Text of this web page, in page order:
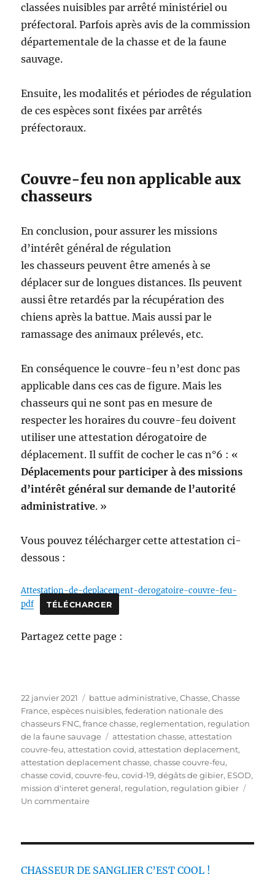
classées nuisibles par arrêté ministériel ou
préfectoral. Parfois après avis de la commission
départementale de la chasse et de la faune
sauvage.
Ensuite, les modalités et périodes de régulation
de ces espèces sont fixées par arrêtés
préfectoraux.
Couvre-feu non applicable aux
chasseurs
En conclusion, pour assurer les missions
d’intérêt général de régulation
les chasseurs peuvent être amenés à se
déplacer sur de longues distances. Ils peuvent
aussi être retardés par la récupération des
chiens après la battue. Mais aussi par le
ramassage des animaux prélevés, etc.
En conséquence le couvre-feu n’est donc pas
applicable dans ces cas de figure. Mais les
chasseurs qui ne sont pas en mesure de
respecter les horaires du couvre-feu doivent
utiliser une attestation dérogatoire de
déplacement. Il suffit de cocher le cas n°6 : «
Déplacements pour participer à des missions
d’intérêt général sur demande de l’autorité
administrative. »
Vous pouvez télécharger cette attestation ci-
dessous :
Attestation-de-deplacement-derogatoire-couvre-feu-
pdf
TÉLÉCHARGER
Partagez cette page :
P
u
b
l
i
é
l
e
22 janvier 2021
C
a
t
é
g
o
r
i
e
battue administrative,Chasse,Chasse
France,espèces nuisibles,federation nationale des
chasseurs FNC,france chasse, reglementation, regulation
de la faune sauvage
É
t
i
q
u
attestation chasse,attestation
couvre-feu,attestation covid,attestation deplacement,
attestation deplacement chasse,chasse couvre-feu,
chasse covid,couvre-feu,covid-19,dégâts de gibier, ESOD,
mission d'interet general, regulation, regulation gibier
Un commentaires
c
CHASSEUR DE SANGLIER C’EST COOL !